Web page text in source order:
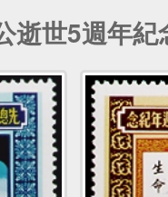
逝世5週年紀